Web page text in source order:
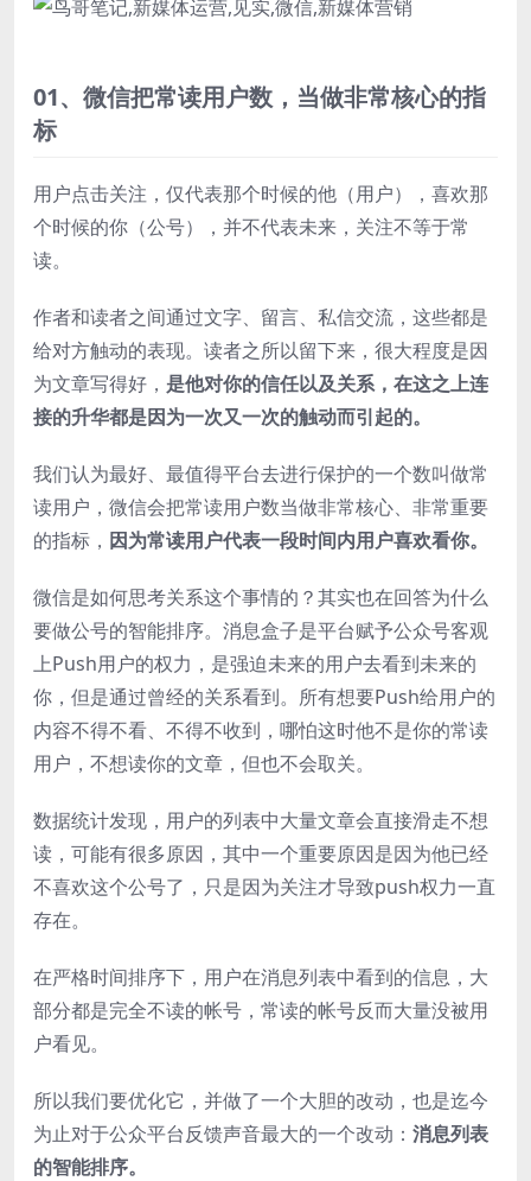
01、 微信把常读用户数， 当做非常核心的指
标
用户点击关注，仅代表那个时候的他（用户），喜欢那
个时候的你（公号），并不代表未来，关注不等于常
读。
作者和读者之间通过文字、留言、私信交流，这些都是
给对方触动的表现。读者之所以留下来，很大程度是因
为文章写得好， 是他对你的信任以及关系，在这之上连
接的升华都是因为一次又一次的触动而引起的。
我们认为最好、最值得平台去进行保护的一个数叫做常
读用户，微信会把常读用户数当做非常核心、非常重要
的指标， 因为常读用户代表一段时间内用户喜欢看你。
微信是如何思考关系这个事情的？其实也在回答为什么
要做公号的智能排序。消息盒子是平台赋予公众号客观
上Push用户的权力，是强迫未来的用户去看到未来的
你，但是通过曾经的关系看到。所有想要Push给用户的
内容不得不看、不得不收到，哪怕这时他不是你的常读
用户，不想读你的文章，但也不会取关。
数据统计发现，用户的列表中大量文章会直接滑走不想
读，可能有很多原因，其中一个重要原因是因为他已经
不喜欢这个公号了，只是因为关注才导致push权力一直
存在。
在严格时间排序下，用户在消息列表中看到的信息，大
部分都是完全不读的帐号，常读的帐号反而大量没被用
户看见。
所以我们要优化它，并做了一个大胆的改动，也是迄今
为止对于公众平台反馈声音最大的一个改动： 消息列表
的智能排序。